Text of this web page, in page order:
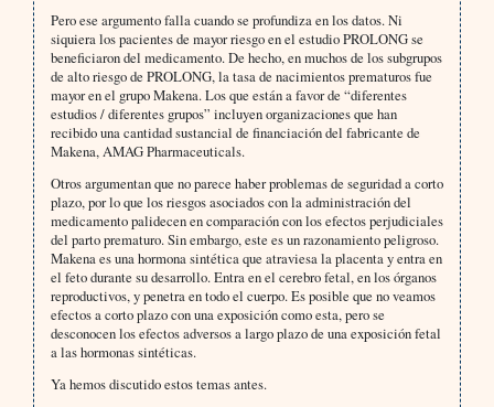
Pero ese argumento falla cuando se profundiza en los datos. Ni
siquiera los pacientes de mayor riesgo en el estudio PROLONG se
beneficiaron del medicamento. De hecho, en muchos de los subgrupos
de alto riesgo de PROLONG, la tasa de nacimientos prematuros fue
mayor en el grupo Makena. Los que están a favor de “diferentes
estudios / diferentes grupos” incluyen organizaciones que han
recibido una cantidad sustancial de financiación del fabricante de
Makena, AMAG Pharmaceuticals.
Otros argumentan que no parece haber problemas de seguridad a corto
plazo, por lo que los riesgos asociados con la administración del
medicamento palidecen en comparación con los efectos perjudiciales
del parto prematuro. Sin embargo, este es un razonamiento peligroso.
Makena es una hormona sintética que atraviesa la placenta y entra en
el feto durante su desarrollo. Entra en el cerebro fetal, en los órganos
reproductivos, y penetra en todo el cuerpo. Es posible que no veamos
efectos a corto plazo con una exposición como esta, pero se
desconocen los efectos adversos a largo plazo de una exposición fetal
a las hormonas sintéticas.
Ya hemos discutido estos temas antes.